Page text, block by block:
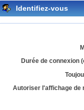
Identifiez-vous
Durée de connexion
Autoriser l'affichage de